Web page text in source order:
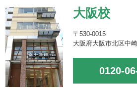
大阪校
〒530-0015
大阪府大阪市北区中
0120-